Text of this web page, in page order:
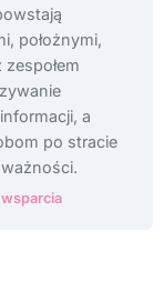
położnymi,
a
po stracie